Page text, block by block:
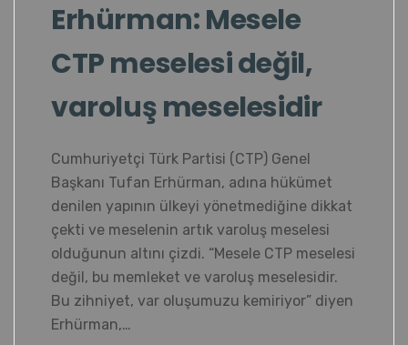
Erhürman: Mesele
CTP meselesi değil,
varoluş meselesidir
Cumhuriyetçi Türk Partisi (CTP) Genel
Başkanı Tufan Erhürman, adına hükümet
denilen yapının ülkeyi yönetmediğine dikkat
çekti ve meselenin artık varoluş meselesi
olduğunun altını çizdi. “Mesele CTP meselesi
değil, bu memleket ve varoluş meselesidir.
Bu zihniyet, var oluşumuzu kemiriyor” diyen
Erhürman,…